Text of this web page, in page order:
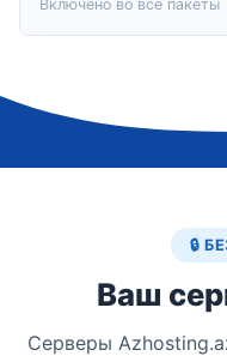
Включено во все пакеты
🔒
Ваш
Серверы